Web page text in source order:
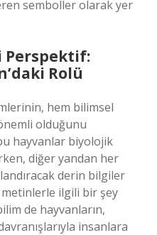
semboller olarak yer
Perspektif:
Rolü
hem bilimsel
olduğunu
hayvanlar biyolojik
diğer yandan her
derin bilgiler
ilgili bir şey
de hayvanların,
insanlara